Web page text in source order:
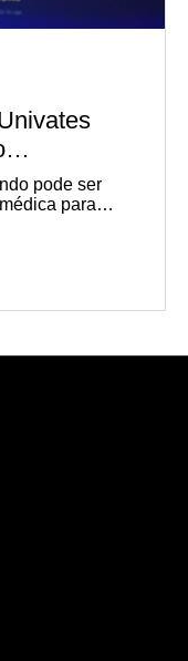
mama
pode ser
para